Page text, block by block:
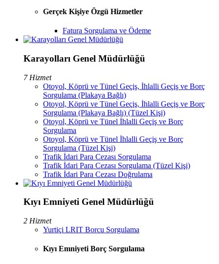
Gerçek Kişiye Özgü Hizmetler
Fatura Sorgulama ve Ödeme
Karayolları Genel Müdürlüğü
7 Hizmet
Otoyol, Köprü ve Tünel Geçiş, İhlalli Geçiş ve Borç
Sorgulama (Plakaya Bağlı)
Otoyol, Köprü ve Tünel Geçiş, İhlalli Geçiş ve Borç
Sorgulama (Plakaya Bağlı) (Tüzel Kişi)
Otoyol, Köprü ve Tünel İhlalli Geçiş ve Borç
Sorgulama
Otoyol, Köprü ve Tünel İhlalli Geçiş ve Borç
Sorgulama (Tüzel Kişi)
Trafik İdari Para Cezası Sorgulama
Trafik İdari Para Cezası Sorgulama (Tüzel Kişi)
Trafik İdari Para Cezası Doğrulama
Kıyı Emniyeti Genel Müdürlüğü
2 Hizmet
Yurtiçi LRIT Borcu Sorgulama
Kıyı Emniyeti Borç Sorgulama